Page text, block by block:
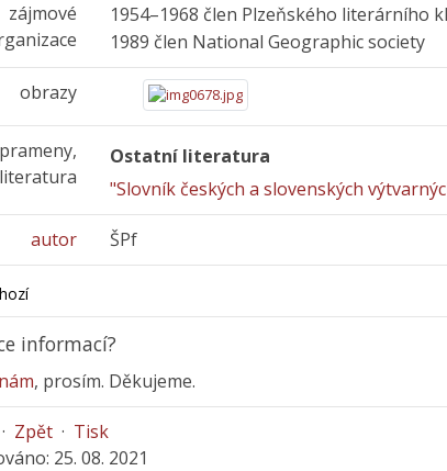
zájmové
1954–1968 člen Plzeňského literárního
1989 člen National Geographic society
obrazy
prameny,
literatura
Ostatní literatura
"Slovník českých a slovenských
autor ŠPf
informací?
, prosím. Děkujeme.
· Zpět · Tisk
25. 08. 2021